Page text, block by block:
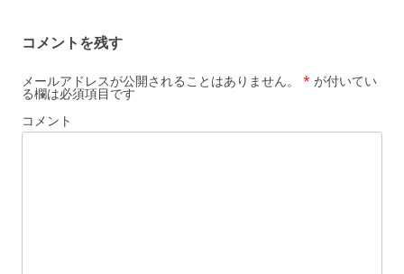
コメントを残す
メールアドレスが公開されることはありません。 * が付いてい
る欄は必須項目です
コメント